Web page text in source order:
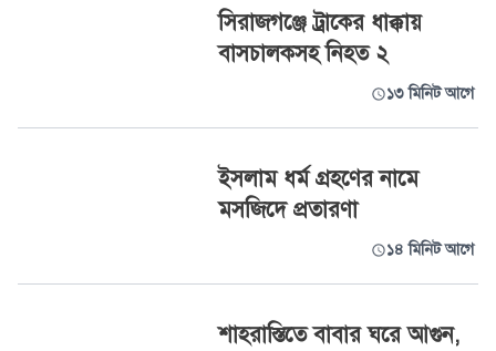
সিরাজগঞ্জে ট্রাকের ধাক্কায়
বাসচালকসহ নিহত ২
১৩ মিনিট আগে
ইসলাম ধর্ম গ্রহণের নামে
মসজিদে প্রতারণা
১৪ মিনিট আগে
শাহরাস্তিতে বাবার ঘরে আগুন,